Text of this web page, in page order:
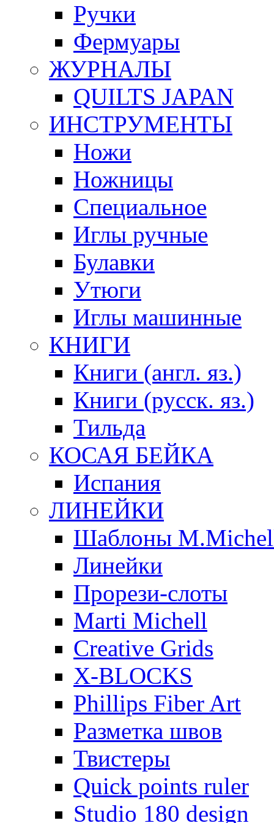
Ручки
Фермуары
ЖУРНАЛЫ
QUILTS JAPAN
ИНСТРУМЕНТЫ
Ножи
Ножницы
Специальное
Иглы ручные
Булавки
Утюги
Иглы машинные
КНИГИ
Книги (англ. яз.)
Книги (русск. яз.)
Тильда
КОСАЯ БЕЙКА
Испания
ЛИНЕЙКИ
Шаблоны
Линейки
Прорези-слоты
Marti Michell
Creative Grids
X-BLOCKS
Phillips Fiber Art
Разметка швов
Твистеры
Quick points ruler
Studio 180 design